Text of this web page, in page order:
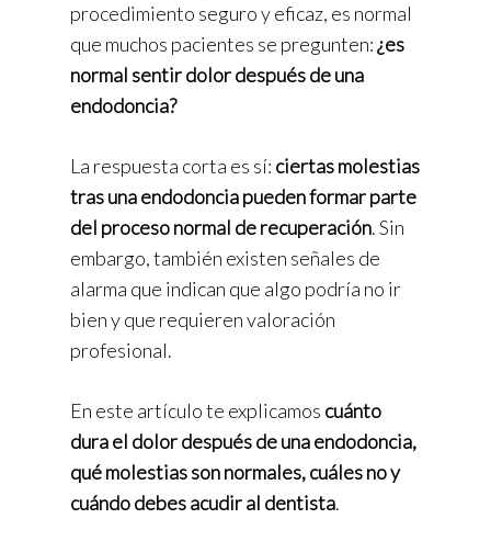
procedimiento seguro y eficaz, es normal
que muchos pacientes se pregunten:¿es
normal sentir dolor después de una
endodoncia?
La respuesta corta es sí: ciertas molestias
tras una endodoncia pueden formar parte
del proceso normal de recuperación. Sin
embargo, también existen señales de
alarma que indican que algo podría no ir
bien y que requieren valoración
profesional.
En este artículo te explicamos cuánto
dura el dolor después de una endodoncia,
qué molestias son normales, cuáles no y
cuándo debes acudir al dentista.